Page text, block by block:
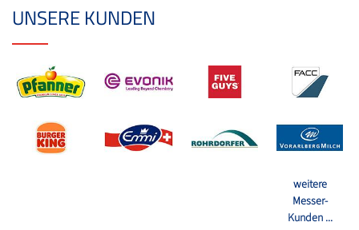
UNSERE KUNDEN
weitere
Messer-
Kunden ...